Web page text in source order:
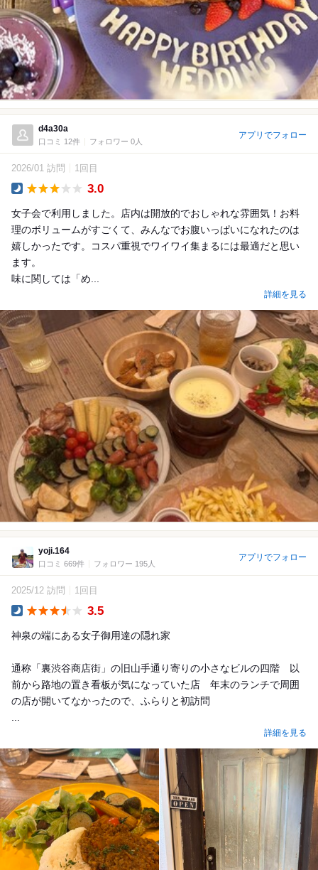
d4a30a
口コミ 12件 フォロワー 0人
アプリでフォロー
2026/01 訪問 1回目
3.0
女子会で利用しました。店内は開放的でおしゃれな雰囲気！お料
理のボリュームがすごくて、みんなでお腹いっぱいになれたのは
嬉しかったです。コスパ重視でワイワイ集まるには最適だと思い
ます。
味に関しては「め...
詳細を見る
yoji.164
口コミ 669件 フォロワー 195人
アプリでフォロー
2025/12 訪問 1回目
3.5
神泉の端にある女子御用達の隠れ家
通称「裏渋谷商店街」の旧山手通り寄りの小さなビルの四階 以
前から路地の置き看板が気になっていた店 年末のランチで周囲
の店が開いてなかったので、ふらりと初訪問
...
詳細を見る